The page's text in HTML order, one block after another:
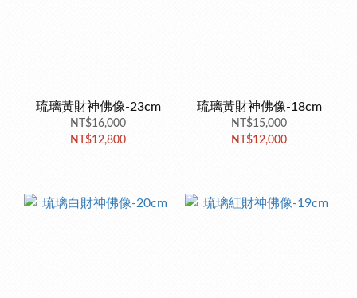
琉璃黃財神佛像-23cm
NT$16,000
NT$12,800
琉璃黃財神佛像-18cm
NT$15,000
NT$12,000